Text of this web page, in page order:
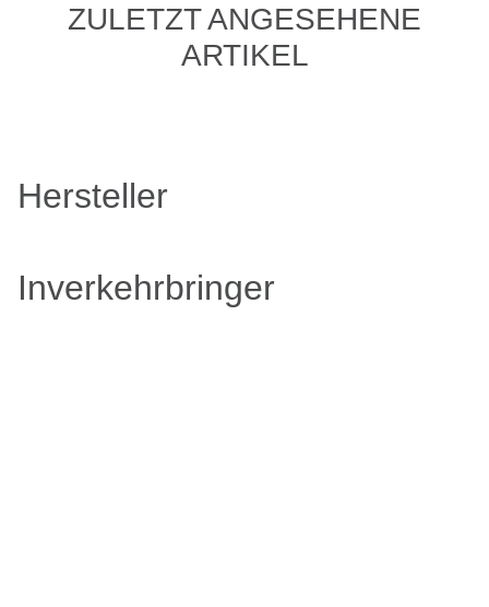
ZULETZT ANGESEHENE
ARTIKEL
Hersteller
Inverkehrbringer